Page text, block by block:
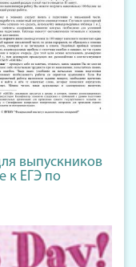
выпускников
к ЕГЭ по